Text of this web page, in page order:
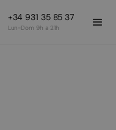
+34 931 35 85 37
Lun-Dom 9h a 21h